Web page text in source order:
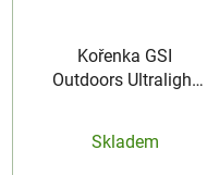
Kořenka GSI
Outdoors Ultralight
Skladem